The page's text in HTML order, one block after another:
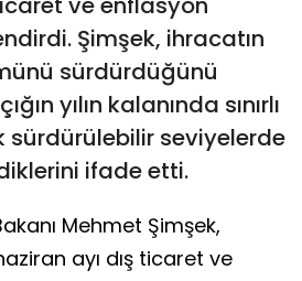
Şimşek, ihracatın
sürdürdüğünü
yılın kalanında sınırlı
sürdürülebilir seviyelerde
ifade etti.
Mehmet Şimşek,
ayı dış ticaret ve